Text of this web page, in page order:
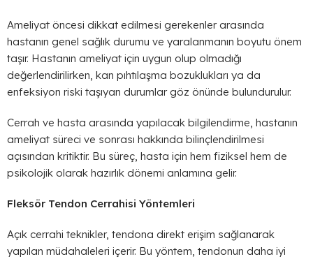
Ameliyat öncesi dikkat edilmesi gerekenler arasında
hastanın genel sağlık durumu ve yaralanmanın boyutu önem
taşır. Hastanın ameliyat için uygun olup olmadığı
değerlendirilirken, kan pıhtılaşma bozuklukları ya da
enfeksiyon riski taşıyan durumlar göz önünde bulundurulur.
Cerrah ve hasta arasında yapılacak bilgilendirme, hastanın
ameliyat süreci ve sonrası hakkında bilinçlendirilmesi
açısından kritiktir. Bu süreç, hasta için hem fiziksel hem de
psikolojik olarak hazırlık dönemi anlamına gelir.
Fleksör Tendon Cerrahisi Yöntemleri
Açık cerrahi teknikler, tendona direkt erişim sağlanarak
yapılan müdahaleleri içerir. Bu yöntem, tendonun daha iyi